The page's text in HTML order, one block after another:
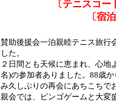
〔テニスコ
〔宿
賛助後援会一泊親睦テニス旅行
した。
２日間とも天候に恵まれ、心地
名)の参加者ありました。88歳
み久しぶりの再会にあちこちで
親会では、ビンゴゲームと大変